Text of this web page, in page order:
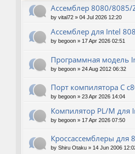
Ассемблер 8080/8085/
by vital72 » 04 Jul 2026 12:20
Ассемблер для Intel
by begoon » 17 Apr 2026 02:51
Программная модель
by begoon » 24 Aug 2012 06:32
Порт компилятора С
by begoon » 23 Apr 2026 14:04
Компилятор PL/M для
by begoon » 17 Apr 2026 07:50
Кроссассемблеры для
by Shiru Otaku » 14 Jun 2006